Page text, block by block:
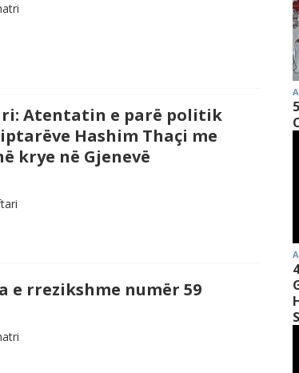
Atentatin e parë politik
Hashim Thaçi me
krye në Gjenevë
e rrezikshme numër 59